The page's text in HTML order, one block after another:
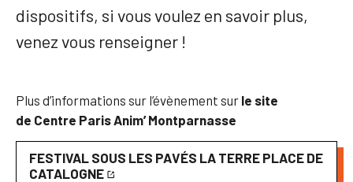
dispositifs, si vous voulez en savoir plus,
venez vous renseigner !
Plus d’informations sur l’évènement sur le site
de Centre Paris Anim’ Montparnasse
FESTIVAL SOUS LES PAVÉS LA TERRE PLACE DE
CATALOGNE